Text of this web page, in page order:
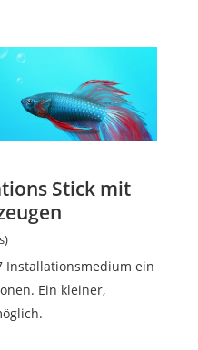
Stick mit
Installationsmedium ein
Ein kleiner,